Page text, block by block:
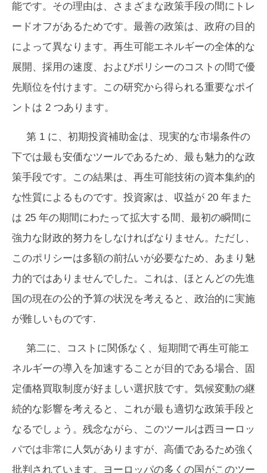
能です。その理由は、さまざまな政策手段の間にトレ
ードオフがあるためです。最善の政策は、政府の目的
によって異なります。再生可能エネルギーの全体的な
展開、採用の速度、およびポリシーのコストの間で優
先順位を付けます。この研究から得られる重要なポイ
ントは 2 つあります。
第 1 に、初期投資補助金は、現実的な市場条件の
下では最も安価なツールであるため、最も魅力的な政
策手段です。この結果は、再生可能技術の資本集約的
な性質によるものです。投資家は、収益が 20 年また
は 25 年の期間にわたって拡大する間、最初の瞬間に
強力な財政的努力をしなければなりません。ただし、
このポリシーは多額の前払いが必要なため、あまり魅
力的ではありませんでした。これは、ほとんどの先進
国の現在の公的予算の状況を考えると、政治的に実施
が難しいものです.
第二に、コストに関係なく、短期間で再生可能エ
ネルギーの導入を加速することが目的である場合、固
定価格買取制度が好ましい選択肢です。気候変動の継
続的な影響を考えると、これが最も適切な政策手段と
なるでしょう。残念ながら、このツールは西ヨーロッ
パでは非常に人気がありますが、高価であるため強く
批判されています。ヨーロッパの多くの国がこのツー